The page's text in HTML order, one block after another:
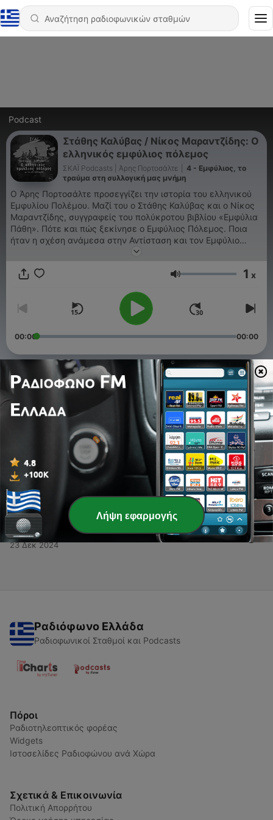
Podcast
Στάθης Καλύβας / Νίκος Μαραντζίδης: Ο
ελληνικός εμφύλιος πόλεμος
ΣΚΑΪ Podcasts | Άρης Πορτοσάλτε
4 - Εμφύλιος, το
τραύμα στη συλλογική μας μνήμη
Ο Άρης Πορτοσάλτε προσεγγίζει την ιστορία του ελληνικού
Εμφυλίου Πολέμου. Μαζί του ο Στάθης Καλύβας και ο Νίκος
Μαραντζίδης, συγγραφείς του πολύκροτου βιβλίου «Εμφύλια
Πάθη». Πότε και πώς ξεκίνησε ο Εμφύλιος Πόλεμος. Ποια
ήταν η σχέση ανάμεσα στην Αντίσταση και τον Εμφύλιο
Πόλεμο. Ο ρόλος που έπαιξαν οι Ξένες Δυνάμεις, (ιδιαίτερα
Βαλκάνιοι γείτονες και η εμπλοκή τους στα ελληνικά
στάση του ΕΑΜ/ΚΚΕ και ο ρόλος της μοναρχίας.
Ένταση 1 x
00:00 00:00
Επεισόδια
4 - Εμφύλιος, το τραύμα στη συλλογική μας μνήμη
Από τα Δεκεμβριανά στη συνθήκη της Βάρκιζας
13 Ιαν 2025
2 - Η Αντίσταση, οι δωσίλογοι και οι Βρετανοί
13 Ιαν 2025
1 - Οι ρίζες της διχόνοιας
23 Δεκ 2024
Ραδιόφωνο Ελλάδα
Ραδιοφωνικοί Σταθμοί και Podcasts
Πόροι
Ραδιοτηλεοπτικός φορέας
Widgets
Ιστοσελίδες Ραδιοφώνου ανά Χώρα
Σχετικά & Επικοινωνία
Πολιτική Απορρήτου
Λήψη εφαρμογής